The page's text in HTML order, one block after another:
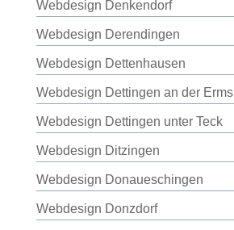
Webdesign Denkendorf
Webdesign Derendingen
Webdesign Dettenhausen
Webdesign Dettingen an der Erms
Webdesign Dettingen unter Teck
Webdesign Ditzingen
Webdesign Donaueschingen
Webdesign Donzdorf